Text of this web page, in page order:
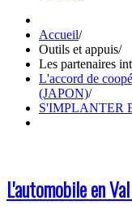
Accueil/
Outils et appuis/
Les partenaires
L'accord de
(JAPON)/
S'IMPLANTER
L'automobile en